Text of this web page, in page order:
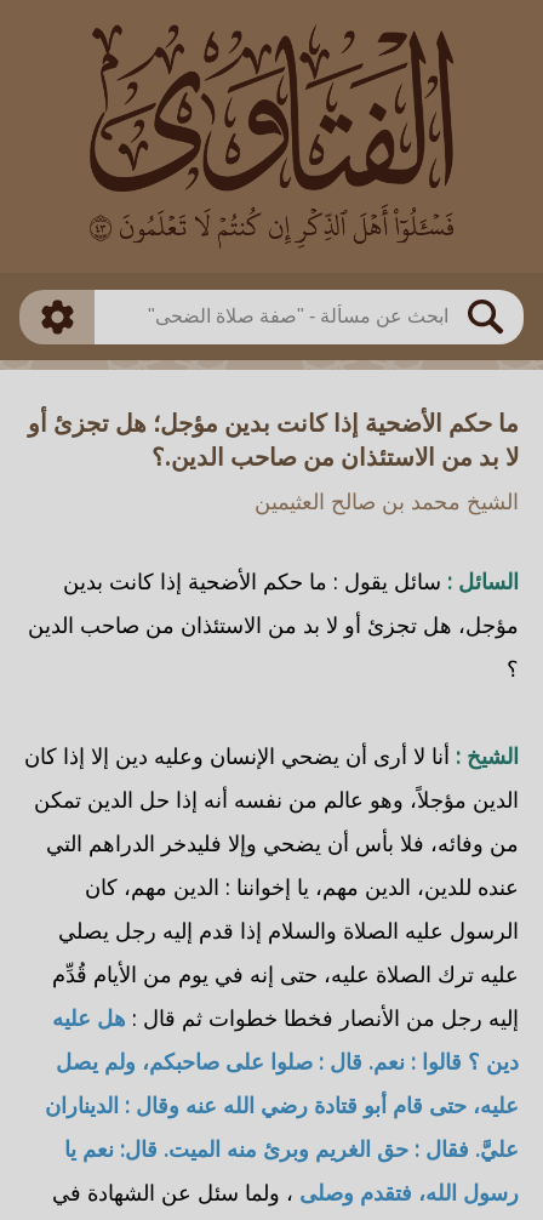
بحث
العالم
بن باز
بن العثيمين
اللجنة الدائمة
طريقة البحث
ذكي
ما حكم الأضحية إذا كانت بدين مؤجل؛ هل تجزئ أو
لا بد من الاستئذان من صاحب الدين.؟
الشيخ محمد بن صالح العثيمين
السائل : سائل يقول : ما حكم الأضحية إذا كانت بدين
مؤجل، هل تجزئ أو لا بد من الاستئذان من صاحب الدين
؟
الشيخ : أنا لا أرى أن يضحي الإنسان وعليه دين إلا إذا كان
الدين مؤجلاً، وهو عالم من نفسه أنه إذا حل الدين تمكن
من وفائه، فلا بأس أن يضحي وإلا فليدخر الدراهم التي
عنده للدين، الدين مهم، يا إخواننا : الدين مهم، كان
الرسول عليه الصلاة والسلام إذا قدم إليه رجل يصلي
عليه ترك الصلاة عليه، حتى إنه في يوم من الأيام قُدِّم
إليه رجل من الأنصار فخطا خطوات ثم قال : هل عليه
دين ؟ قالوا : نعم. قال : صلوا على صاحبكم، ولم يصل
عليه، حتى قام أبو قتادة رضي الله عنه وقال : الديناران
عليَّ. فقال : حق الغريم وبرئ منه الميت. قال: نعم يا
رسول الله، فتقدم وصلى ، ولما سئل عن الشهادة في